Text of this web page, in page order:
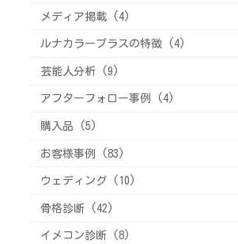
メディア掲載 (4)
ルナカラープラスの特徴 (4)
芸能人分析 (9)
アフターフォロー事例 (4)
購入品 (5)
お客様事例 (83)
ウェディング (10)
骨格診断 (42)
イメコン診断 (8)